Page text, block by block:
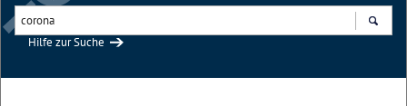
Hilfe zur Suche